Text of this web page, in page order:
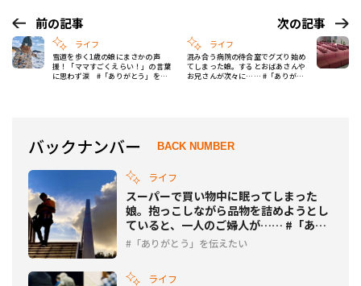
前の記事
ライフ
雪道を歩く1歳の娘にまさかの声
援！「ママすごくえらい！」の言葉
に思わず涙 #「ありがとう」を伝
次の記事
ライフ
混み合う病院の待合室でグズり始め
てしまった娘。するとおばあさんや
お兄さんが次々に…… #「ありがと
バックナンバー BACK NUMBER
ライフ
スーパーで買い物中に眠ってしまった
娘。抱っこしながら品物を詰めようとし
ていると、一人のご婦人が…… #「あり
がとう」を伝えたい
「ありがとう」を伝えたい
ライフ